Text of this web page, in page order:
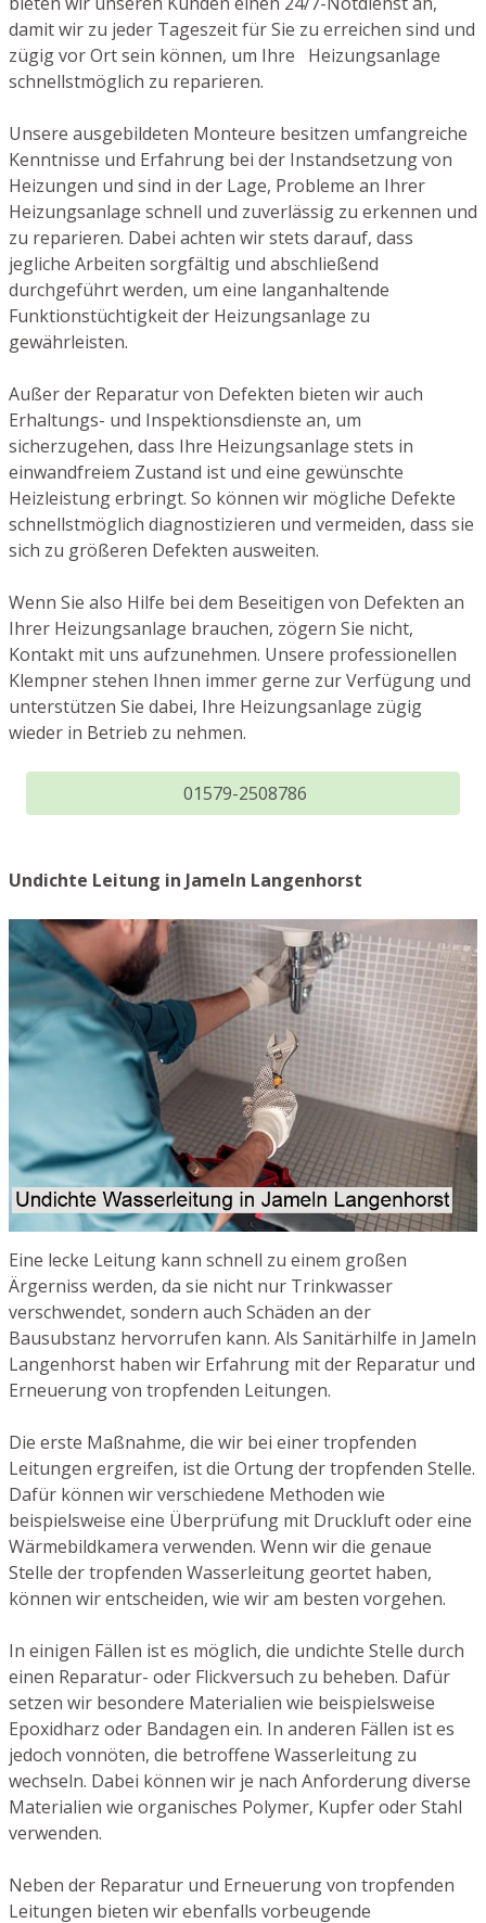
damit wir zu jeder Tageszeit für Sie zu erreichen sind und
zügig vor Ort sein können, um Ihre Heizungsanlage
schnellstmöglich zu reparieren.
Unsere ausgebildeten Monteure besitzen umfangreiche
Kenntnisse und Erfahrung bei der Instandsetzung von
Heizungen und sind in der Lage, Probleme an Ihrer
Heizungsanlage schnell und zuverlässig zu erkennen und
zu reparieren. Dabei achten wir stets darauf, dass
jegliche Arbeiten sorgfältig und abschließend
durchgeführt werden, um eine langanhaltende
Funktionstüchtigkeit der Heizungsanlage zu
gewährleisten.
Außer der Reparatur von Defekten bieten wir auch
Erhaltungs- und Inspektionsdienste an, um
sicherzugehen, dass Ihre Heizungsanlage stets in
einwandfreiem Zustand ist und eine gewünschte
Heizleistung erbringt. So können wir mögliche Defekte
schnellstmöglich diagnostizieren und vermeiden, dass sie
sich zu größeren Defekten ausweiten.
Wenn Sie also Hilfe bei dem Beseitigen von Defekten an
Ihrer Heizungsanlage brauchen, zögern Sie nicht,
Kontakt mit uns aufzunehmen. Unsere professionellen
Klempner stehen Ihnen immer gerne zur Verfügung und
unterstützen Sie dabei, Ihre Heizungsanlage zügig
wieder in Betrieb zu nehmen.
01579-2508786
Undichte Leitung in Jameln Langenhorst
Eine lecke Leitung kann schnell zu einem großen
Ärgerniss werden, da sie nicht nur Trinkwasser
verschwendet, sondern auch Schäden an der
Bausubstanz hervorrufen kann. Als Sanitärhilfe in Jameln
Langenhorst haben wir Erfahrung mit der Reparatur und
Erneuerung von tropfenden Leitungen.
Die erste Maßnahme, die wir bei einer tropfenden
Leitungen ergreifen, ist die Ortung der tropfenden Stelle.
Dafür können wir verschiedene Methoden wie
beispielsweise eine Überprüfung mit Druckluft oder eine
Wärmebildkamera verwenden. Wenn wir die genaue
Stelle der tropfenden Wasserleitung geortet haben,
können wir entscheiden, wie wir am besten vorgehen.
In einigen Fällen ist es möglich, die undichte Stelle durch
einen Reparatur- oder Flickversuch zu beheben. Dafür
setzen wir besondere Materialien wie beispielsweise
Epoxidharz oder Bandagen ein. In anderen Fällen ist es
jedoch vonnöten, die betroffene Wasserleitung zu
wechseln. Dabei können wir je nach Anforderung diverse
Materialien wie organisches Polymer, Kupfer oder Stahl
verwenden.
Neben der Reparatur und Erneuerung von tropfenden
Leitungen bieten wir ebenfalls vorbeugende